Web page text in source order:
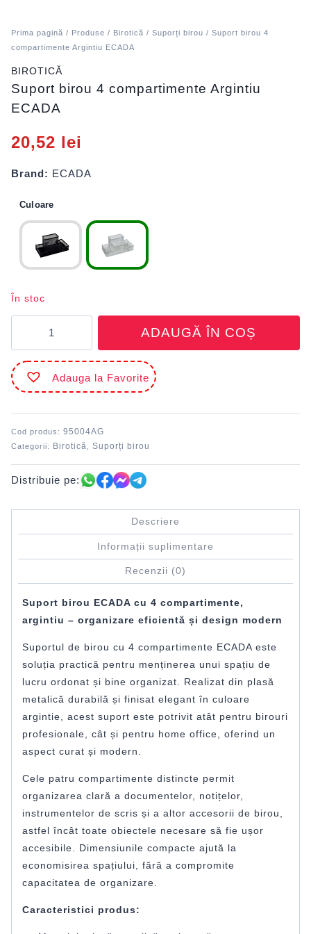
Prima pagină / Produse / Birotică / Suporți birou / Suport birou 4
compartimente Argintiu ECADA
BIROTICĂ
Suport birou 4 compartimente Argintiu
ECADA
20,52 lei
Brand: ECADA
Culoare
În stoc
birou
4
compartimente
Argintiu
ADAUGĂ ÎN COȘ
Adauga la Favorite
Cod produs: 95004AG
Categorii: Birotică Suporți birou
Distribuie pe:
Descriere
Informații suplimentare
Recenzii (0)
Suport birou ECADA cu 4 compartimente,
argintiu – organizare eficientă și design modern
Suportul de birou cu 4 compartimente ECADA este
soluția practică pentru menținerea unui spațiu de
lucru ordonat și bine organizat. Realizat din plasă
metalică durabilă și finisat elegant în culoare
argintie, acest suport este potrivit atât pentru birouri
profesionale, cât și pentru home office, oferind un
aspect curat și modern.
Cele patru compartimente distincte permit
organizarea clară a documentelor, notițelor,
instrumentelor de scris și a altor accesorii de birou,
astfel încât toate obiectele necesare să fie ușor
accesibile. Dimensiunile compacte ajută la
economisirea spațiului, fără a compromite
capacitatea de organizare.
Caracteristici produs: